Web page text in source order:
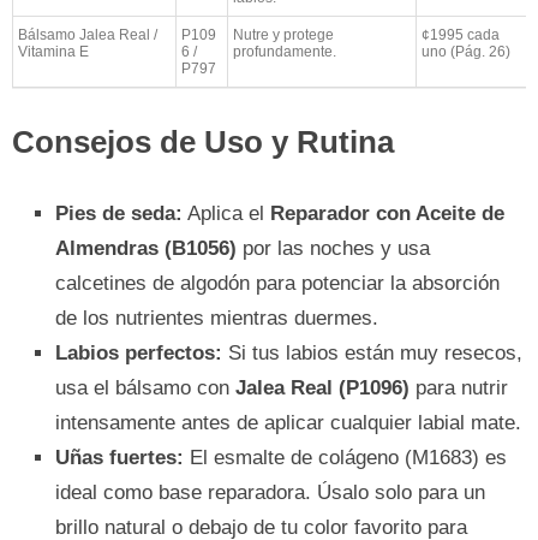
Bálsamo Jalea Real /
Vitamina E
P109
6 /
P797
Nutre y protege
profundamente.
¢1995 cada
uno (Pág. 26)
Consejos de Uso y Rutina
Pies de seda: Aplica el Reparador con Aceite de
Almendras (B1056) por las noches y usa
calcetines de algodón para potenciar la absorción
de los nutrientes mientras duermes.
Labios perfectos: Si tus labios están muy resecos,
usa el bálsamo con Jalea Real (P1096) para nutrir
intensamente antes de aplicar cualquier labial mate.
Uñas fuertes: El esmalte de colágeno (M1683) es
ideal como base reparadora. Úsalo solo para un
brillo natural o debajo de tu color favorito para